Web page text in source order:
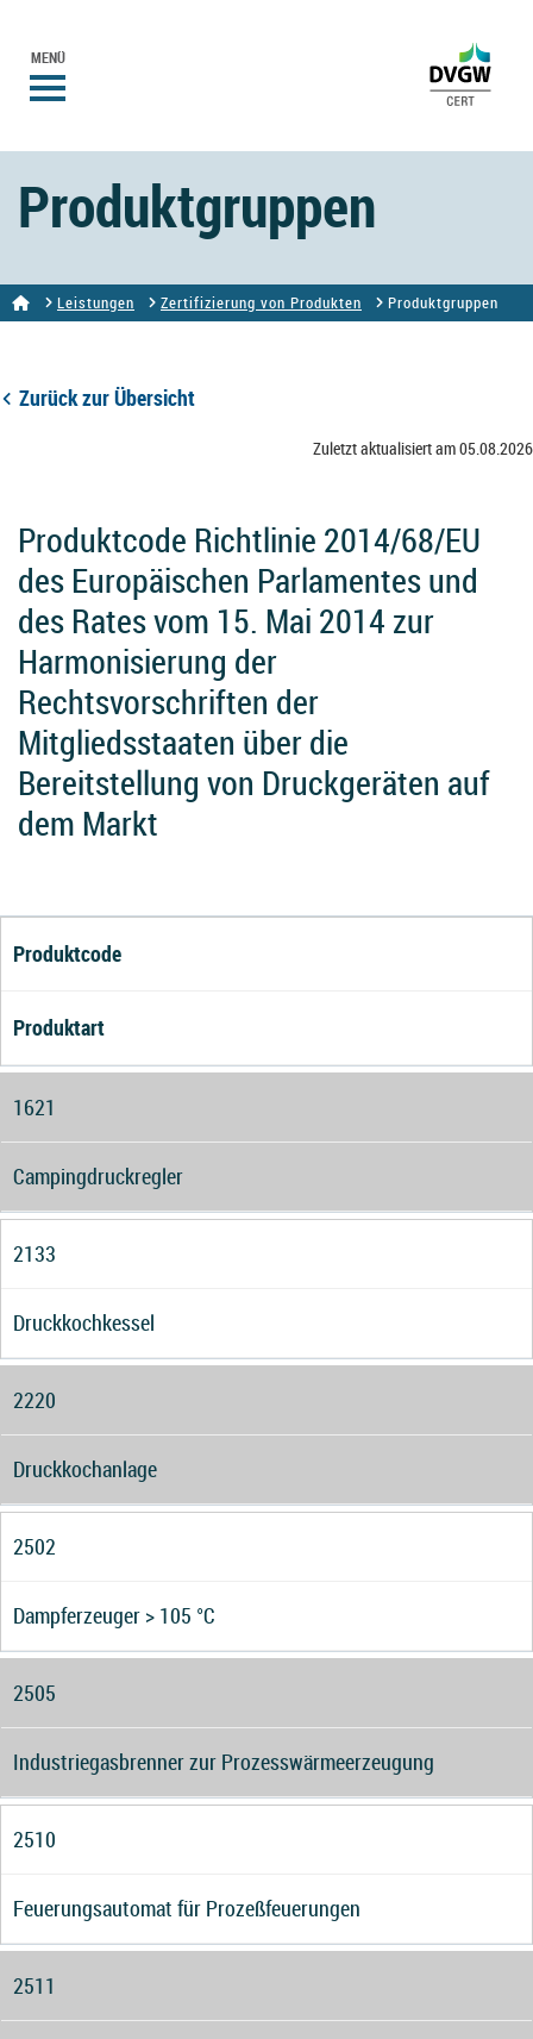
MENÜ
Produktgruppen
Leistungen Zertifizierung von Produkten Produktgruppen
Zurück zur Übersicht
Zuletzt aktualisiert am 05.08.2026
Produktcode Richtlinie 2014/68/EU
des Europäischen Parlamentes und
des Rates vom 15. Mai 2014 zur
Harmonisierung der
Rechtsvorschriften der
Mitgliedsstaaten über die
Bereitstellung von Druckgeräten auf
dem Markt
Produktcode
Produktart
1621
Campingdruckregler
2133
Druckkochkessel
2220
Druckkochanlage
2502
Dampferzeuger > 105 °C
2505
Industriegasbrenner zur Prozesswärmeerzeugung
2510
Feuerungsautomat für Prozeßfeuerungen
2511